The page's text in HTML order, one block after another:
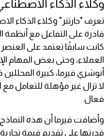
وكلاء الذكاء
تعرف "جارتنر" وكلاء الذكاء
قادرة على التفاعل مع أنظمة
كانت سابقًا تعتمد على العنصر
العملاء، وحتى بعض المهام
أنوشري فيرما، كبيرة
لا تزال غير مؤهلة للتعامل
فعال.
وأضافت فيرما أن هذه النماذج
قدرتها على تقديم قيمة